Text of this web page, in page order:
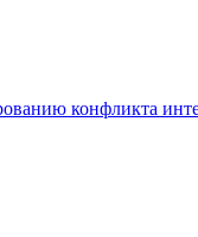
конфликта